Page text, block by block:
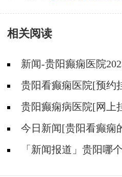
相关阅读
新闻-贵阳癫痫医院
发作是什么原因？
贵阳看癫痫医院[预约
发？贵阳癫痫病医院[网上
因! 今日新闻[贵阳看癫痫
具体病因有哪些？
「新闻报道」贵阳哪